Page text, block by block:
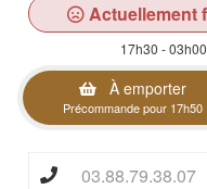
Actuellement
17h30 - 03h00
À emporter
Précommande pour 17h50
03.88.79.38.07